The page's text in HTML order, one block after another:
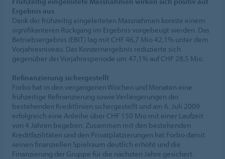
Ergebnis aus
Dank der frühzeitig eingeleiteten Massnahmen konnte einem
signifikanteren Rückgang im Ergebnis vorgebeugt werden. Das
Betriebsergebnis (EBIT) lag mit CHF 46,7 Mio 42,1% unter dem
Vorjahresniveau. Das Konzernergebnis reduzierte sich
gegenüber der Vorjahresperiode um 47,1% auf CHF 28,5 Mio.
Refinanzierung sichergestellt
Forbo hat in den vergangenen Wochen und Monaten eine
frühzeitige Refinanzierung sowie Verlängerungen der
bestehenden Kreditlinien sichergestellt und am 6. Juli 2009
erfolgreich eine Anleihe über CHF 150 Mio mit einer Laufzeit
von 4 Jahren begeben. Zusammen mit den bestehenden
Kreditfazilitäten und den Privatplatzierungen hat Forbo damit
seinen finanziellen Spielraum deutlich erhöht und die
Finanzierung der Gruppe für die nächsten Jahre gesichert.